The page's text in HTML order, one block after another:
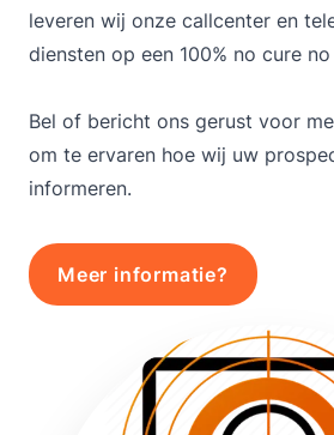
leveren wij onze callcenter en
diensten op een 100% no cure
Bel of bericht ons gerust voor
om te ervaren hoe wij uw
informeren.
Meer informatie?